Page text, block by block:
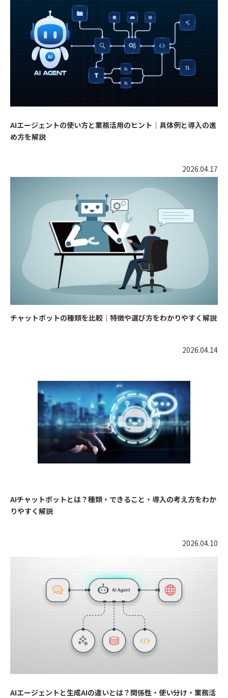
AIエージェントの使い方と業務活用のヒント｜具体例と導入の進
め方を解説
2026.04.17
チャットボットの種類を比較｜特徴や選び方をわかりやすく解説
2026.04.14
AIチャットボットとは？種類・できること・導入の考え方をわか
りやすく解説
2026.04.10
AIエージェントと生成AIの違いとは？関係性・使い分け・業務活